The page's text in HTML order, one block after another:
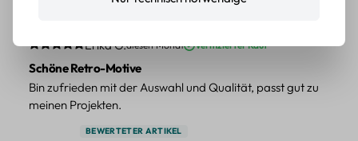
Durchschnittliche Bewertung von 5 von 5 Sternen
Erika G.diesen Monat Verifizierter Kauf
Schöne Retro-Motive
Bin zufrieden mit der Auswahl und Qualität, passt gut zu
meinen Projekten.
BEWERTETER ARTIKEL